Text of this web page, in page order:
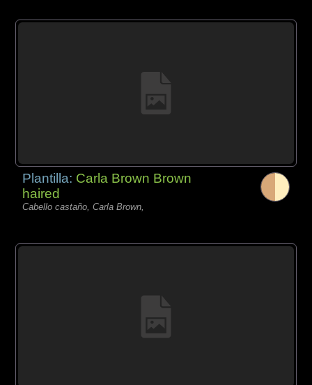
Plantilla: Carla Brown Brown
haired
Cabello castaño, Carla Brown,